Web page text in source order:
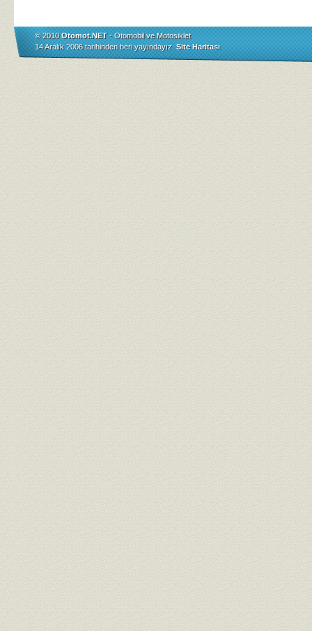
© 2010Otomot.NET- Otomobil ve Motosiklet
14 Aralık 2006 tarihinden beri yayındayız. Site Haritası